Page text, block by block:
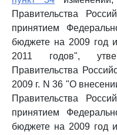
Правительства
принятием
бюджете на 2009 год
2011 годов",
Правительства
2009 г. N 36 "О
Правительства
принятием
бюджете на 2009 год